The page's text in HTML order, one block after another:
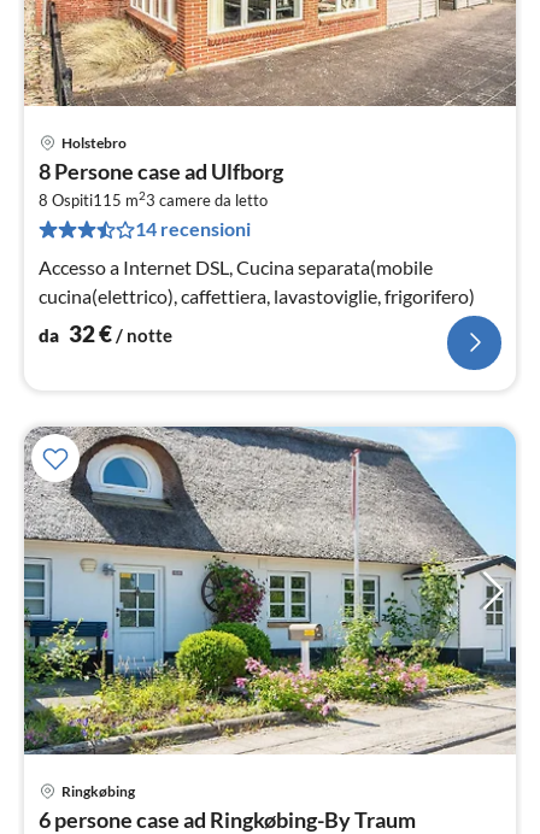
Holstebro
8 Persone case ad Ulfborg
8 Ospiti115 m23 camere da letto
14 recensioni
Accesso a Internet DSL, Cucina separata(mobile
cucina(elettrico), caffettiera, lavastoviglie, frigorifero)
da 32€/ notte
Ringkøbing
6 persone case ad Ringkøbing-By Traum